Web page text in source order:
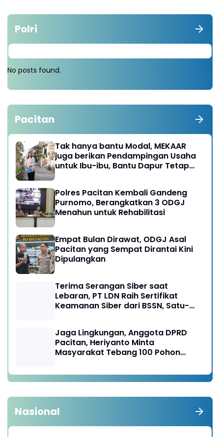
Polri
No posts found.
Pacitan
Tak hanya bantu Modal, MEKAAR
juga berikan Pendampingan Usaha
untuk Ibu-ibu, Bantu Dapur Tetap
Polres Pacitan Kembali Gandeng
Purnomo, Berangkatkan 3 ODGJ
Menahun untuk Rehabilitasi
Empat Bulan Dirawat, ODGJ Asal
Pacitan yang Sempat Dirantai Kini
Dipulangkan
Terima Serangan Siber saat
Lebaran, PT LDN Raih Sertifikat
Keamanan Siber dari BSSN, Satu-
Jaga Lingkungan, Anggota DPRD
Pacitan, Heriyanto Minta
Masyarakat Tebang 100 Pohon
Nasional